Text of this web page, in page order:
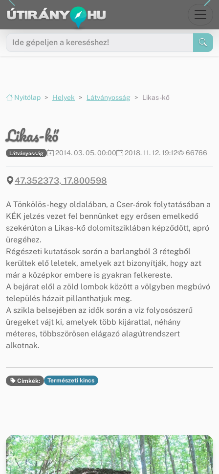
Ugrás a menüre
Ugrás a tartalomra
Nyitólap Helyek Látványosság Likas-kő
Likas-kő
Látványosság 2014. 03. 05. 00:00 2018. 11. 12. 19:12 66766
47.352373, 17.800598
A Tönkölös-hegy oldalában, a Cser-árok folytatásában a
KÉK jelzés vezet fel bennünket egy erősen emelkedő
szekérúton a Likas-kő dolomitsziklában képződött, apró
üregéhez.
Régészeti kutatások során a barlangból 3 rétegből
kerültek elő leletek, amelyek azt bizonyítják, hogy azt
már a középkor embere is gyakran felkereste.
A bejárat elől a zöld lombok között a völgyben megbúvó
település házait pillanthatjuk meg.
A szikla belsejében az idők során a víz folyosószerű
üregeket vájt ki, amelyek több kijárattal, néhány
méteres, többszörösen elágazó alagútrendszert
alkotnak.
Címkék: Természeti kincs